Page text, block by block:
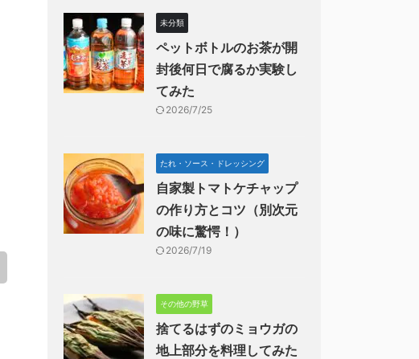
未分類
ペットボトルのお茶が開
封後何日で腐るか実験し
てみた
2026/7/25
たれ・ソース・ドレッシング
自家製トマトケチャップ
の作り方とコツ（別次元
の味に驚愕！）
2026/7/19
その他の野草
捨てるはずのミョウガの
地上部分を料理してみた